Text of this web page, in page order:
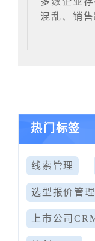
混乱、销
热门标签
线索管理
选型报价管理
上市公司